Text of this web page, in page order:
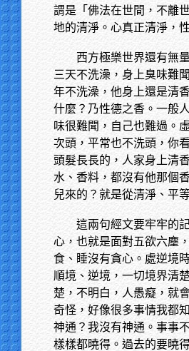
謂是「佛法在世間，不離
地的清淨。心真正清淨，
西方極樂世界還有無
三天不洗澡，身上臭味難
年不洗澡，他身上還是清
什麼？乃性德之香。一般
味很難聞，自己也難過。
次頭，平常也不洗頭，你
頭髮長長的，人家身上清
水、香料，都沒有他那個
兒來的？就是從清淨、平
這兩句經文要牢牢的
心，也就是面對五欲六塵
食、睡沒有貪心。處逆境
順境、逆境，一切境界清
楚，不明白，人愚癡，就
奇怪，好像很多事情我都
神通？我沒有神通。事事
樣樣都曉得。過去的要曉